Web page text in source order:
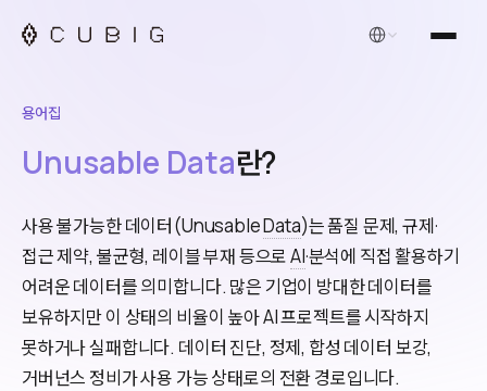
한국어
용어집
Unusable Data란?
사용 불가능한 데이터(UnusableData)는 품질 문제, 규제·
접근 제약, 불균형, 레이블 부재 등으로AI·분석에 직접 활용하기
어려운 데이터를 의미합니다. 많은 기업이 방대한 데이터를
보유하지만 이 상태의 비율이 높아 AI 프로젝트를 시작하지
못하거나 실패합니다. 데이터 진단, 정제, 합성 데이터 보강,
거버넌스 정비가 사용 가능 상태로의 전환 경로입니다.